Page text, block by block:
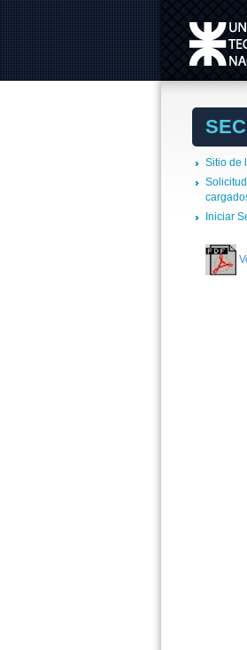
Sitio de
Iniciar